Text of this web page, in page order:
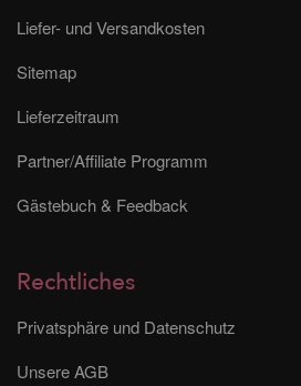
Liefer- und Versandkosten
Sitemap
Lieferzeitraum
Partner/Affiliate Programm
Gästebuch & Feedback
Rechtliches
Privatsphäre und Datenschutz
Unsere AGB